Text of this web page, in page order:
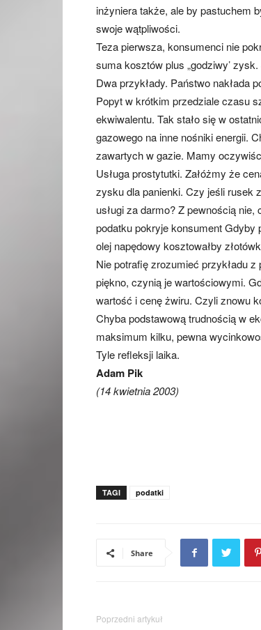
inżyniera także, ale by pastuchem
swoje wątpliwości.
Teza pierwsza, konsumenci nie
suma kosztów plus „godziwy’
Dwa przykłady. Państwo nakłada
Popyt w krótkim przedziale czasu
ekwiwalentu. Tak stało się w
gazowego na inne nośniki energii.
zawartych w gazie. Mamy
Usługa prostytutki. Załóżmy że
zysku dla panienki. Czy jeśli rusek
usługi za darmo? Z pewnością
podatku pokryje konsument Gdyby
olej napędowy kosztowałby
Nie potrafię zrozumieć przykładu
piękno, czynią je wartościowymi.
wartość i cenę żwiru. Czyli znowu
Chyba podstawową trudnością w
maksimum kilku, pewna
Tyle refleksji laika.
Adam Pik
(14 kwietnia 2003)
TAGI podatki
Share
Poprzedni artykuł